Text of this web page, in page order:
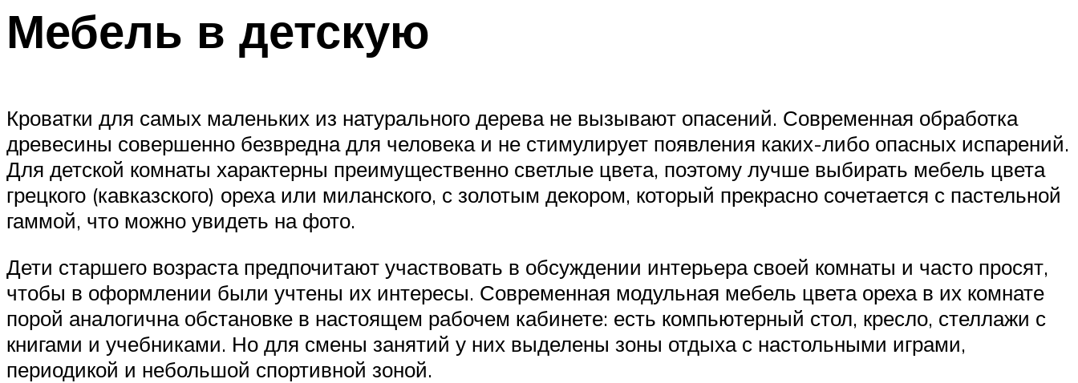
Мебель в детскую
Кроватки для самых маленьких из натурального дерева не вызывают опасений. Современная обработка
древесины совершенно безвредна для человека и не стимулирует появления каких-либо опасных испарений.
Для детской комнаты характерны преимущественно светлые цвета, поэтому лучше выбирать мебель цвета
грецкого (кавказского) ореха или миланского, с золотым декором, который прекрасно сочетается с пастельной
гаммой, что можно увидеть на фото.
Дети старшего возраста предпочитают участвовать в обсуждении интерьера своей комнаты и часто просят,
чтобы в оформлении были учтены их интересы. Современная модульная мебель цвета ореха в их комнате
порой аналогична обстановке в настоящем рабочем кабинете: есть компьютерный стол, кресло, стеллажи с
книгами и учебниками. Но для смены занятий у них выделены зоны отдыха с настольными играми,
периодикой и небольшой спортивной зоной.